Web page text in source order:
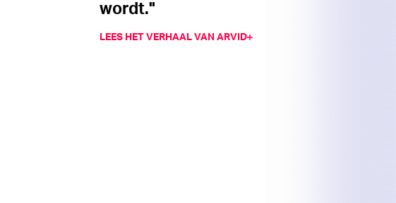
wordt."
LEES HET VERHAAL VAN ARVID